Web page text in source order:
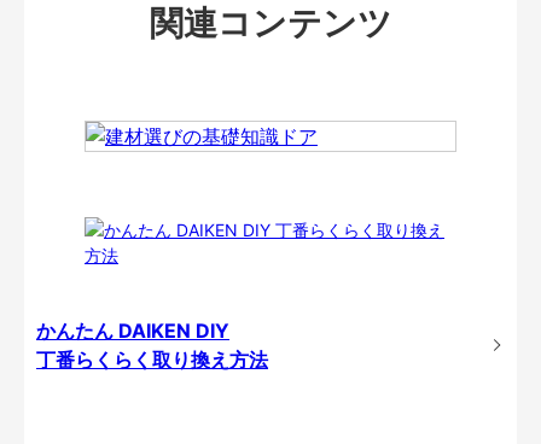
関連コンテンツ
かんたん DAIKEN DIY
丁番らくらく取り換え方法